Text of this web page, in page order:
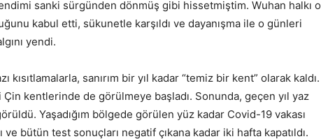
sanki sürgünden dönmüş gibi hissetmiştim. Wuhan halkı o
kabul etti, sükunetle karşıldı ve dayanışma ile o günleri
yendi.
kısıtlamalarla, sanırım bir yıl kadar “temiz bir kent” olarak kaldı.
kentlerinde de görülmeye başladı. Sonunda, geçen yıl yaz
Yaşadığım bölgede görülen yüz kadar Covid-19 vakası
bütün test sonuçları negatif çıkana kadar iki hafta kapatıldı.